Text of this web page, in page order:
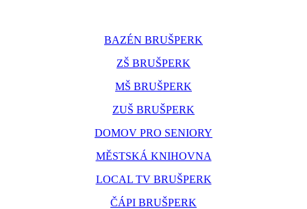
BAZÉN BRUŠPERK
ZŠ BRUŠPERK
MŠ BRUŠPERK
ZUŠ BRUŠPERK
DOMOV PRO SENIORY
MĚSTSKÁ KNIHOVNA
LOCAL TV BRUŠPERK
ČÁPI BRUŠPERK